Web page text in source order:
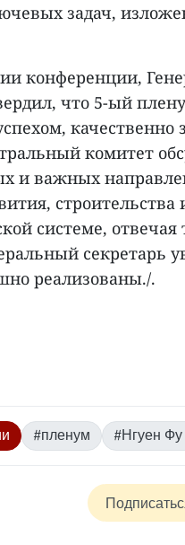
задач,
конференции,
что 5-ый
комитет
и важных
системе, отвечая
секретарь
реализованы./.
#пленум #Нгуен